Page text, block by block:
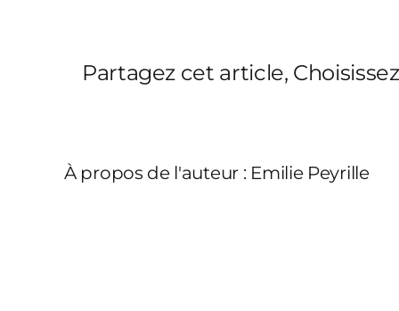
Partagez cet article,
À propos de l'auteur : Emilie Peyrille